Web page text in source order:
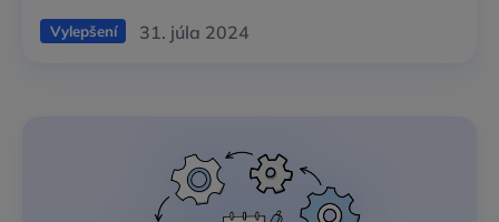
Vylepšení 31. júla 2024